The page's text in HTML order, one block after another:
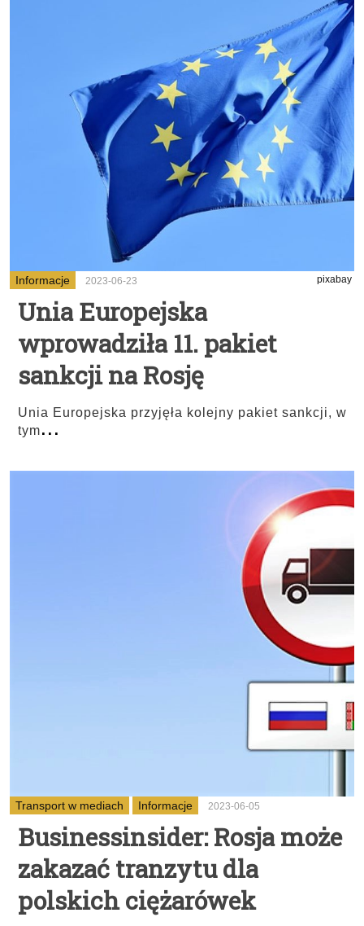
Informacje 2023-06-23 pixabay
Unia Europejska
wprowadziła 11. pakiet
sankcji na Rosję
Unia Europejska przyjęła kolejny pakiet sankcji, w
tym...
Transport w mediach Informacje 2023-06-05
Businessinsider: Rosja może
zakazać tranzytu dla
polskich ciężarówek